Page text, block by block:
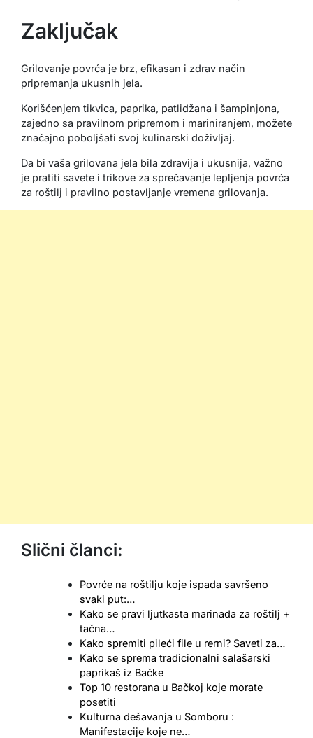
Zaključak
Grilovanje povrća je brz, efikasan i zdrav način
pripremanja ukusnih jela.
Korišćenjem tikvica, paprika, patlidžana i šampinjona,
zajedno sa pravilnom pripremom i mariniranjem, možete
značajno poboljšati svoj kulinarski doživljaj.
Da bi vaša grilovana jela bila zdravija i ukusnija, važno
je pratiti savete i trikove za sprečavanje lepljenja povrća
za roštilj i pravilno postavljanje vremena grilovanja.
Slični članci:
Povrće na roštilju koje ispada savršeno
svaki put:…
Kako se pravi ljutkasta marinada za roštilj +
tačna…
Kako spremiti pileći file u rerni? Saveti za…
Kako se sprema tradicionalni salašarski
paprikaš iz Bačke
Top 10 restorana u Bačkoj koje morate
posetiti
Kulturna dešavanja u Somboru :
Manifestacije koje ne…